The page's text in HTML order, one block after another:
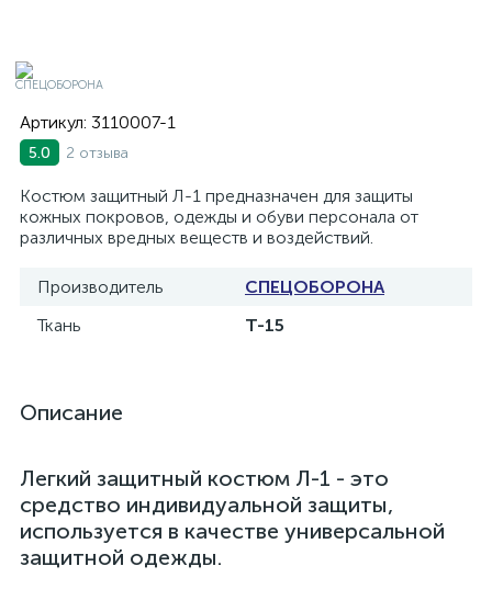
Артикул: 3110007-1
5.0 2 отзыва
Костюм защитный Л-1 предназначен для защиты
кожных покровов, одежды и обуви персонала от
различных вредных веществ и воздействий.
Производитель
СПЕЦОБОРОНА
Ткань
Т-15
Описание
Легкий защитный костюм Л-1 - это
средство индивидуальной защиты,
используется в качестве универсальной
защитной одежды.